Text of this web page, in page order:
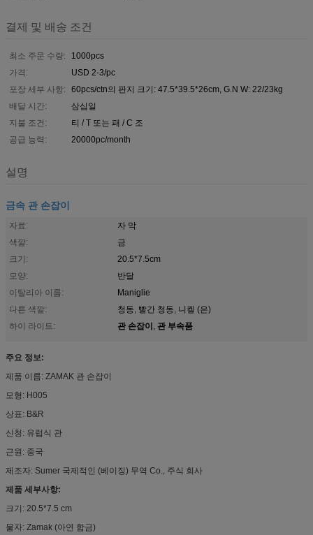
결제 및 배송 조건
최소 주문 수량:
1000pcs
가격:
USD 2-3/pc
포장 세부 사항:
60pcs/ctn의 판지 크기: 47.5*39.5*26cm, G.N W: 22/23kg
배달 시간:
삼십일
지불 조건:
티 / T 또는 패 / C 조
공급 능력:
20000pc/month
설명
금속 관 손잡이
자료:
자 막
색깔:
금
크기:
20.5*7.5cm
모양:
반달
이탈리아 이름:
Maniglie
다른 색깔:
청동, 빨간 청동, 니켈 (은)
하이 라이트:
관 손잡이, 관 부속품
주요 정보:
제품 이름: ZAMAK 관 손잡이
모형: H005
상표: B&R
신청: 유럽식 관
근원: 중국
제조자: Sumer 국제적인 (베이징) 무역 Co., 주식 회사
제품 세부사항:
크기: 20.5*7.5 cm
물자: Zamak (아연 합금)